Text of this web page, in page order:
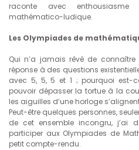
raconte avec
mathématico-ludique.
Les Olympiades de
Qui n’a jamais rêvé de
réponse à des questions
avec 5, 5, 5 et 1 ; pourquoi est-
pouvoir dépasser la tortue à la
les aiguilles d’une horloge
Peut-être quelques personnes,
de cet ensemble incongru, j’ai
participer aux Olympiades de
petit compte-rendu.